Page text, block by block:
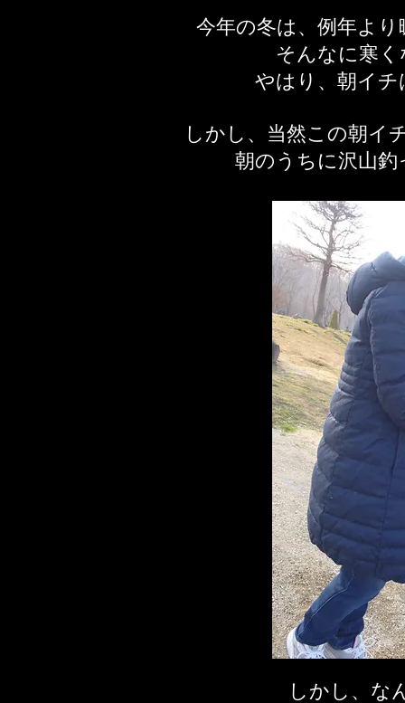
今年の冬は、例年よ
そんなに寒
やはり、朝イ
しかし、当然この朝イ
朝のうちに沢山
しかし、な